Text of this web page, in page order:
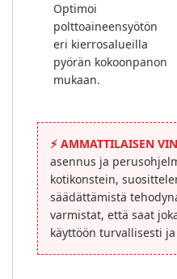
Optimoi
polttoaineensyötön
eri kierrosalueilla
pyörän kokoonpanon
mukaan.
⚡ AMMATTILAISEN
asennus ja
kotikonstein,
säädättämistä
varmistat, että saat
käyttöön turvallisesti